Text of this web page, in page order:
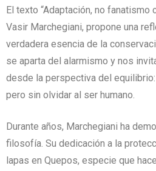
El texto “Adaptación, no fanatismo
Vasir Marchegiani, propone una
verdadera esencia de la
se aparta del alarmismo y nos
desde la perspectiva del
pero sin olvidar al ser humano.
Durante años, Marchegiani ha
filosofía. Su dedicación a la
lapas en Quepos, especie que